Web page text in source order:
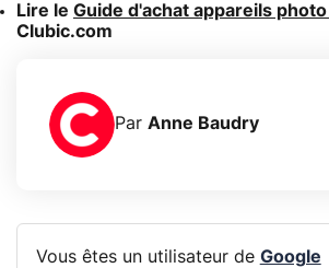
Lire le Guide d'achat appareils
Clubic.com
Par Anne Baudry
Vous êtes un utilisateur de Google